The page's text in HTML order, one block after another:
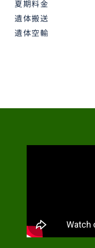
夏期料金
遺体搬送
遺体空輸